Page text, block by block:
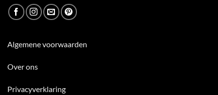
Algemene voorwaarden
Over ons
Privacyverklaring